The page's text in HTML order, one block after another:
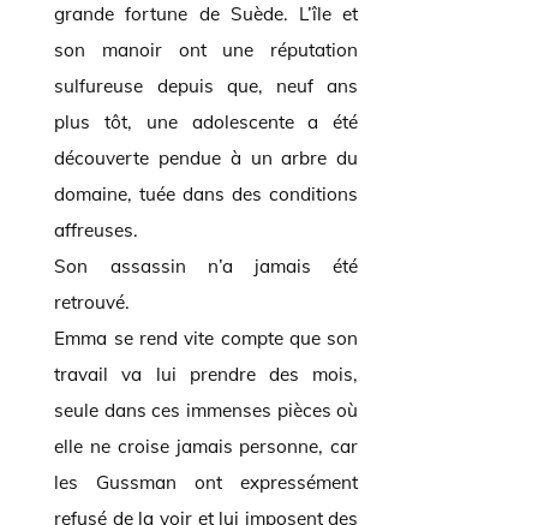
grande fortune de Suède. L’île et
son manoir ont une réputation
sulfureuse depuis que, neuf ans
plus tôt, une adolescente a été
découverte pendue à un arbre du
domaine, tuée dans des conditions
affreuses.
Son assassin n’a jamais été
retrouvé.
Emma se rend vite compte que son
travail va lui prendre des mois,
seule dans ces immenses pièces où
elle ne croise jamais personne, car
les Gussman ont expressément
refusé de la voir et lui imposent des